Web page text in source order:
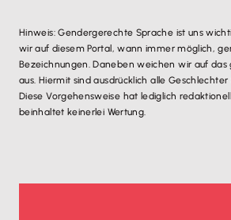
Hinweis: Gendergerechte Sprache ist uns
wir auf diesem Portal, wann immer möglich,
Bezeichnungen. Daneben weichen wir auf das
aus. Hiermit sind ausdrücklich alle
Diese Vorgehensweise hat lediglich
beinhaltet keinerlei Wertung.